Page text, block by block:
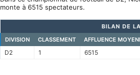
monte à 6515 spectateurs.
BILAN DE
DIVISION
CLASSEMENT AFFLUENCE
D2 1 6515